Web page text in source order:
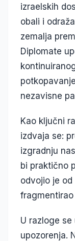
izraelskih
obali i
zemalja
Diplomate
nezavisne
Kao ključni
izdvaja se:
izgradnju
bi praktično
odvojio je
U razloge
upozorenja.